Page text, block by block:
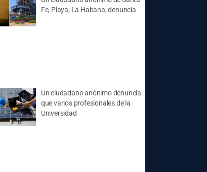
Fe, Playa, La Habana, denuncia
Un ciudadano anónimo denuncia
que varios profesionales de la
Universidad